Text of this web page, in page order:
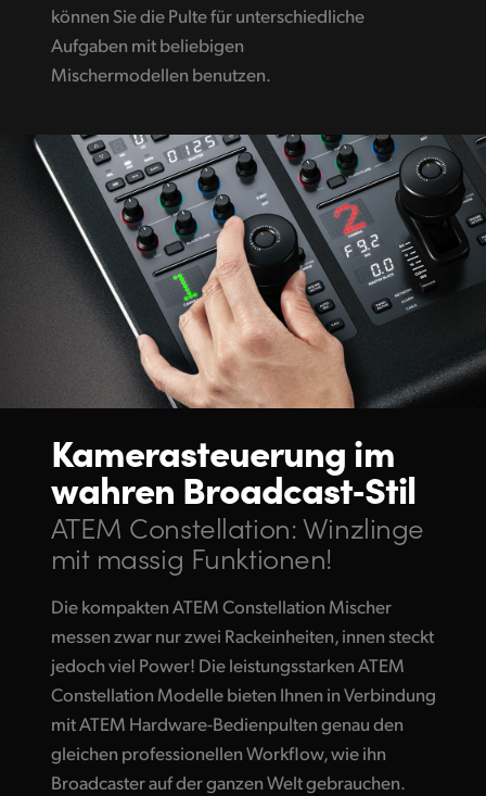
können Sie die Pulte für unterschiedliche
Aufgaben mit beliebigen
Mischermodellen benutzen.
Kamerasteuerungim
wahren Broadcast‑Stil
ATEM Constellation:Winzlinge
mit massig Funktionen!
Die kompakten ATEM Constellation Mischer
messen zwar nur zwei Rackeinheiten, innen steckt
jedoch viel Power! Die leistungsstarken ATEM
Constellation Modelle bieten Ihnen in Verbindung
mit ATEM Hardware-Bedienpulten genau den
gleichen professionellen Workflow, wie ihn
Broadcaster auf der ganzen Welt gebrauchen.